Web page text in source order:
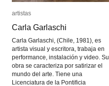
artistas
Carla Garlaschi
Carla Garlaschi, (Chile, 1981), es
artista visual y escritora, trabaja en
performance, instalación y video. Su
obra se caracteriza por satirizar el
mundo del arte. Tiene una
Licenciatura de la Pontificia
artistas
Carla Garlaschi